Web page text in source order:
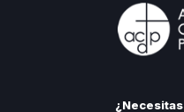
¿Necesitas